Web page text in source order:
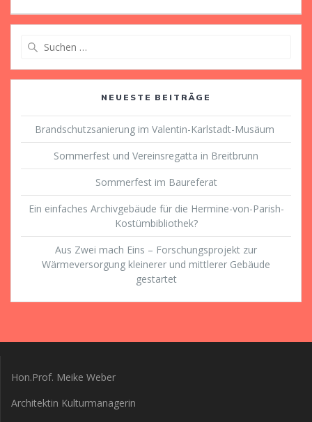
NEUESTE BEITRÄGE
Brandschutzsanierung im Valentin-Karlstadt-Musäum
Sommerfest und Vereinsregatta in Breitbrunn
Sommerfest im Baureferat
Ein einfaches Archivgebäude für die Hermine-von-Parish-
Kostümbibliothek?
Aus Zwei mach Eins – Forschungsprojekt zur
Wärmeversorgung kleinerer und mittlerer Gebäude
gestartet
Hon.Prof. Meike Weber
Architektin Kulturmanagerin